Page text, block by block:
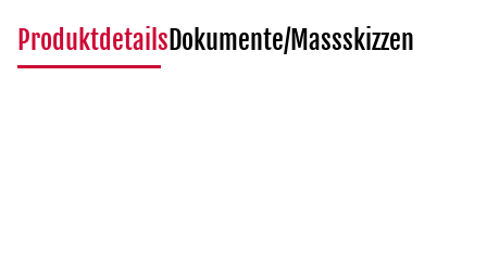
ProduktdetailsDokumente/Massskizzen